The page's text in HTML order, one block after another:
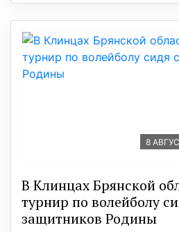
8
В Клинцах Брянской
турнир по волейболу
защитников Родины